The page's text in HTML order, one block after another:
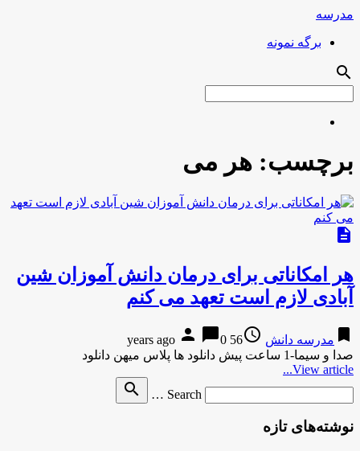
مدرسه
برگه نمونه
search
برچسب: هر می
description
هر امکاناتی برای درمان دانش آموزان شین
آبادی لازم است تعهد می کنم
bookmark مدرسه دانش access_time
56 years ago
person chat_bubble0
صدا و سیما-1 ساعت پیش دانلود ها پلاس میهن دانلود
View article...
Search …
search
نوشته‌های تازه